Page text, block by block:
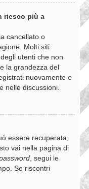
riesco più a
cancellato o
Molti siti
utenti che non
la grandezza del
nuovamente e
nelle discussioni.
essere recuperata,
vai nella pagina di
, segui le
Se riscontri